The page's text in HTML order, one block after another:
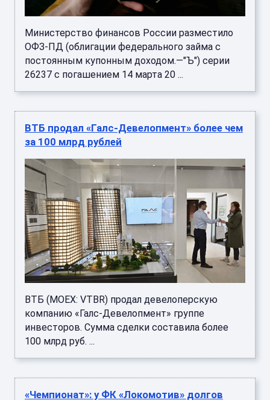
Министерство финансов России разместило
ОФЗ-ПД (облигации федерального займа с
постоянным купонным доходом.—"Ъ") серии
26237 с погашением 14 марта 20 ...
ВТБ продал «Галс-Девелопмент» более чем
за 100 млрд рублей
ВТБ (MOEX: VTBR) продал девелоперскую
компанию «Галс-Девелопмент» группе
инвесторов. Сумма сделки составила более
100 млрд руб. ...
«Чемпионат»: у ФК «Локомотив» долгов